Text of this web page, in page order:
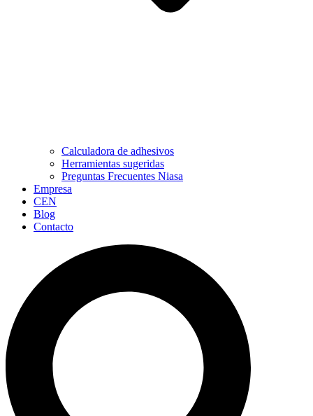
Calculadora de adhesivos
Herramientas sugeridas
Preguntas Frecuentes Niasa
Empresa
CEN
Blog
Contacto